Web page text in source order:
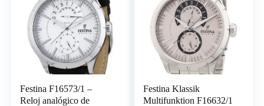
Festina F16573/1 –
Reloj analógico de
Festina Klassik
Multifunktion F16632/1